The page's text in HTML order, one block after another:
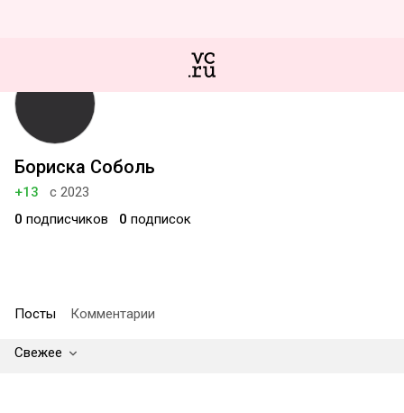
Бориска Соболь
+13
с 2023
0 подписчиков 0 подписок
Посты Комментарии
Свежее